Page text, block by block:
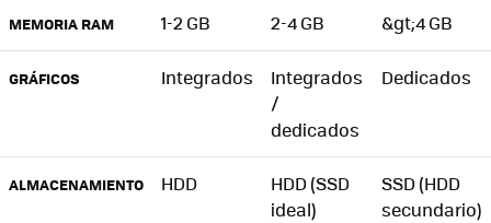
MEMORIA RAM 1-2 GB 2-4 GB &gt;4 GB
GRÁFICOS Integrados
Integrados
/
dedicados
Dedicados
ALMACENAMIENTO HDD
HDD (SSD
ideal)
SSD (HDD
secundario)